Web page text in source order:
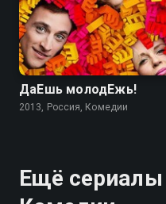
5.8 4.5
ДаЕшь молодЕжь!
2013, Россия, Комедии
Ещё